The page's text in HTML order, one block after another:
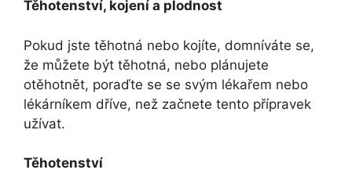
Těhotenství, kojení a plodnost
Pokud jste těhotná nebo kojíte, domníváte se,
že můžete být těhotná, nebo plánujete
otěhotnět, poraďte se se svým lékařem nebo
lékárníkem dříve, než začnete tento přípravek
užívat.
Těhotenství